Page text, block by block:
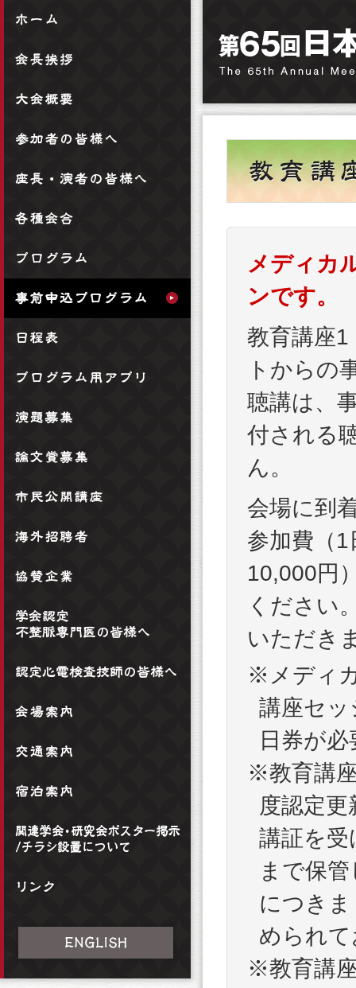
メディカ
ンです。
教育講座
トからの
聴講は、
付される
ん。
会場に到
参加費（
10,000円
ください
いただき
※メディ
講座セ
日券が
※教育講
度認定
講証を受
まで保
につき
められ
※教育講